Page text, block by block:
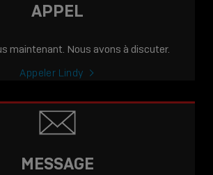
APPEL
maintenant. Nous avons à discuter.
Appeler Lindy
MESSAGE